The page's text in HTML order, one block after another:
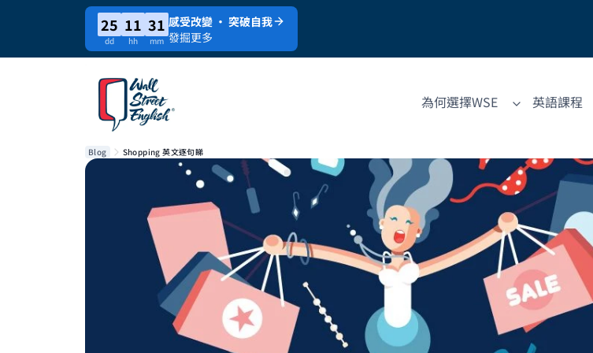
25
dd
11
hh
31
mm
感受改變 · 突破自我
發掘更多
為何選擇WSE 英語課程
Blog Shopping 英文逐句睇